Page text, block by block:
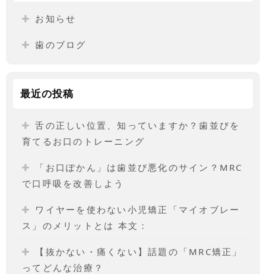
お知らせ
歯のブログ
最近の投稿
舌の正しい位置、知っていますか？歯並びを
育てるお口のトレーニング
「お口ぽかん」は歯並び悪化のサイン？MRC
で口呼吸を改善しよう
ワイヤーを使わない小児矯正「マイオブレー
ス」のメリットとは 本文：
【抜かない・痛くない】話題の「MRC矯正」
ってどんな治療？